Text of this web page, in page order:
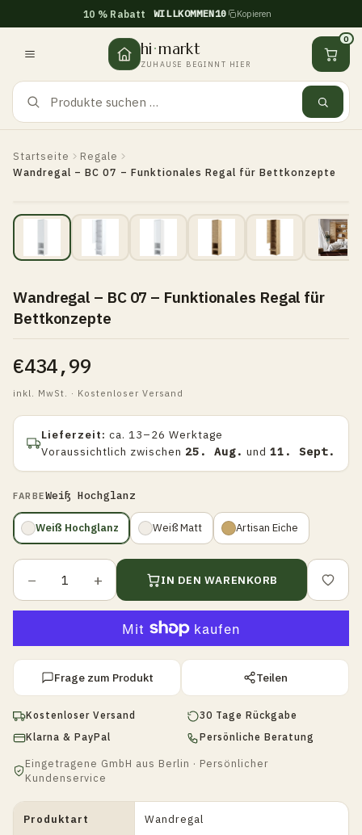
springen
10 % Rabatt WILLKOMMEN10 Kopieren
hi·markt
ZUHAUSE BEGINNT HIER
0
Startseite
Regale
Wandregal – BC 07 – Funktionales Regal für Bettkonzepte
Wandregal – BC 07 – Funktionales Regal für
Bettkonzepte
€434,99
inkl. MwSt. · Kostenloser Versand
Lieferzeit: ca. 13–26 Werktage
Voraussichtlich zwischen 25. Aug. und 11. Sept.
FARBEWeiß Hochglanz
Weiß Hochglanz Weiß Matt Artisan Eiche
− + IN DEN WARENKORB
Frage zum Produkt Teilen
Kostenloser Versand
30 Tage Rückgabe
Klarna & PayPal
Persönliche Beratung
Eingetragene GmbH aus Berlin · Persönlicher
Kundenservice
Produktart Wandregal